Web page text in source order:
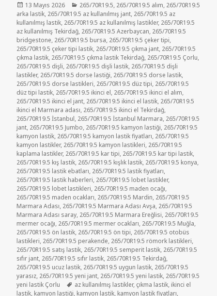
Yayın
tarihi
13 Mayıs 2026 Kategoriler
265/70R19.5, 265/70R19.5 alım, 265/70R19.5
arka lastik, 265/70R19.5 az kullanılmış jant, 265/70R19.5 az
kullanılmış lastik, 265/70R19.5 az kullanılmış lastikler, 265/70R19.5
az kullanılmış Tekirdağ, 265/70R19.5 Azerbaycan, 265/70R19.5
bridgestone, 265/70R19.5 bursa, 265/70R19.5 çeker tipi,
265/70R19.5 çeker tipi lastik, 265/70R19.5 çıkma jant, 265/70R19.5
çıkma lastik, 265/70R19.5 çıkma lastik Tekirdağ, 265/70R19.5 Çorlu,
265/70R19.5 dişli, 265/70R19.5 dişli lastik, 265/70R19.5 dişli
lastikler, 265/70R19.5 dorse lastiği, 265/70R19.5 dorse lastik,
265/70R19.5 dorse lastikleri, 265/70R19.5 düz tipi, 265/70R19.5
düz tipi lastik, 265/70R19.5 ikinci el, 265/70R19.5 ikinci el alım,
265/70R19.5 ikinci el jant, 265/70R19.5 ikinci el lastik, 265/70R19.5
ikinci el Marmara adası, 265/70R19.5 ikinci el Tekirdağ,
265/70R19.5 İstanbul, 265/70R19.5 İstanbul Marmara, 265/70R19.5
jant, 265/70R19.5 Jumbo, 265/70R19.5 kamyon lastiği, 265/70R19.5
kamyon lastik, 265/70R19.5 kamyon lastik fiyatları, 265/70R19.5
kamyon lastikler, 265/70R19.5 kamyon lastikleri, 265/70R19.5
kaplama lastikler, 265/70R19.5 kar tipi, 265/70R19.5 kar tipi lastik,
265/70R19.5 kış lastik, 265/70R19.5 kışlık lastik, 265/70R19.5 konya,
265/70R19.5 lastik ebatları, 265/70R19.5 lastik fiyatları,
265/70R19.5 lastik haberleri, 265/70R19.5 lobet lastikler,
265/70R19.5 lobet lastikleri, 265/70R19.5 maden ocağı,
265/70R19.5 maden ocakları, 265/70R19.5 Mardin, 265/70R19.5
Marmara Adası, 265/70R19.5 Marmara Adası Avşa, 265/70R19.5
Marmara Adası saray, 265/70R19.5 Marmara Ereğlisi, 265/70R19.5
mermer ocağı, 265/70R19.5 mermer ocakları, 265/70R19.5 Muğla,
265/70R19.5 ön lastik, 265/70R19.5 ön tipi, 265/70R19.5 otobüs
lastikleri, 265/70R19.5 perakende, 265/70R19.5 römork lastikleri,
265/70R19.5 satış lastik, 265/70R19.5 semperit lastik, 265/70R19.5
sıfır jant, 265/70R19.5 sıfır lastik, 265/70R19.5 Tekirdağ,
265/70R19.5 ucuz lastik, 265/70R19.5 uygun lastik, 265/70R19.5
yarasız, 265/70R19.5 yeni jant, 265/70R19.5 yeni lastik, 265/70R19.5
yeni lastik Çorlu
Etiketler
az kullanılmış lastikler, çıkma lastik, ikinci el
lastik, kamyon lastiği, kamyon lastik, kamyon lastik fiyatları,